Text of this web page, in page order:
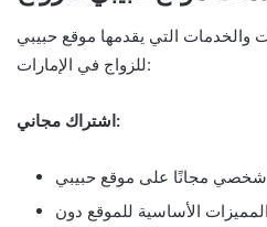
والخدمات التي يقدمها موقع حبيبي
للزواج في الإمارات:
اشتراك مجاني:
الأساسية للموقع دون